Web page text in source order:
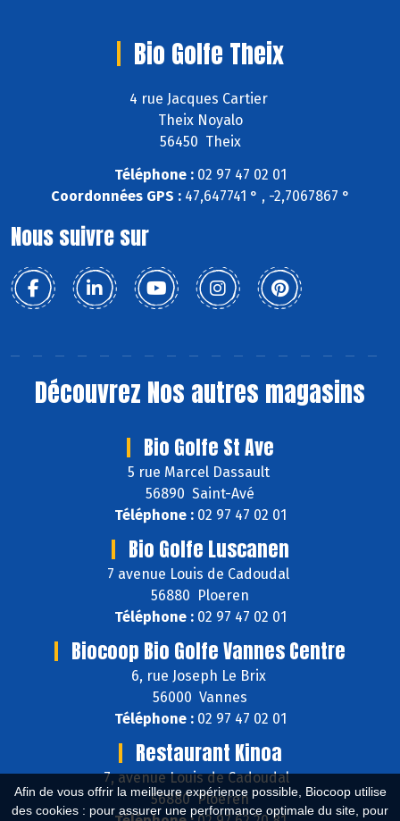
Afin de vous offrir la meilleure expérience possible, Biocoop utilise
des cookies : pour assurer une performance optimale du site, pour
Bio Golfe Theix
4 rue Jacques Cartier
Theix Noyalo
56450 Theix
Téléphone :02 97 47 02 01
Coordonnées GPS :47,647741 ° , -2,7067867 °
Nous suivre sur
Découvrez Nos autres magasins
Bio Golfe St Ave
5 rue Marcel Dassault
56890 Saint-Avé
Téléphone :02 97 47 02 01
Bio Golfe Luscanen
7 avenue Louis de Cadoudal
56880 Ploeren
Téléphone :02 97 47 02 01
Biocoop Bio Golfe Vannes Centre
6, rue Joseph Le Brix
56000 Vannes
Téléphone :02 97 47 02 01
Restaurant Kinoa
7, avenue Louis de Cadoudal
56880 Ploeren